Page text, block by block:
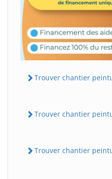
Trouver chantier
Trouver chantier
Trouver chantier